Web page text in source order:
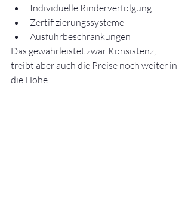
Individuelle Rinderverfolgung
Zertifizierungssysteme
Ausfuhrbeschränkungen
Das gewährleistet zwar Konsistenz,
treibt aber auch die Preise noch weiter in
die Höhe.